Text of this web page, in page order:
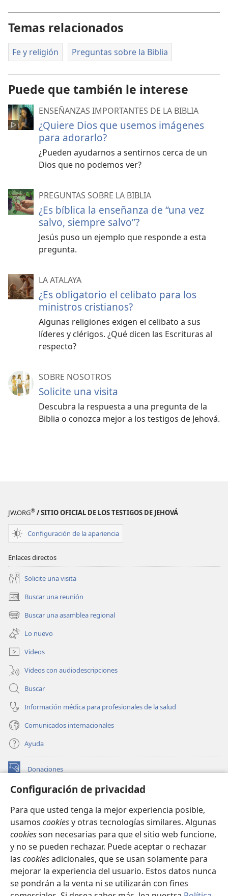
Configuración de privacidad
Para que usted tenga la mejor experiencia posible,
usamos cookiesy otras tecnologías similares. Algunas
cookiesson necesarias para que el sitio web funcione,
y no se pueden rechazar. Puede aceptar o rechazar
las cookiesadicionales, que se usan solamente para
mejorar la experiencia del usuario. Estos datos nunca
se pondrán a la venta ni se utilizarán con fines
Temas relacionados
Fe y religión Preguntas sobre la Biblia
Puede que también le interese
ENSEÑANZAS IMPORTANTES DE LA BIBLIA
¿Quiere Dios que usemos imágenes
para adorarlo?
¿Pueden ayudarnos a sentirnos cerca de un
Dios que no podemos ver?
PREGUNTAS SOBRE LA BIBLIA
¿Es bíblica la enseñanza de “una vez
salvo, siempre salvo”?
Jesús puso un ejemplo que responde a esta
pregunta.
LA ATALAYA
¿Es obligatorio el celibato para los
ministros cristianos?
Algunas religiones exigen el celibato a sus
líderes y clérigos. ¿Qué dicen las Escrituras al
respecto?
SOBRE NOSOTROS
Solicite una visita
Descubra la respuesta a una pregunta de la
Biblia o conozca mejor a los testigos de Jehová.
JW.ORG® / SITIO OFICIAL DE LOS TESTIGOS DE JEHOVÁ
Configuración de la apariencia
Enlaces directos
Solicite una visita
Buscar una reunión
(abre
una
nueva
ventana)
Buscar una asamblea regional
(abre
una
nueva
ventana)
Lo nuevo
Videos
Videos con audiodescripciones
Buscar
Información médica para profesionales de la salud
Comunicados internacionales
Ayuda
Donaciones
(abre
nueva BIBLIOTECA EN LÍNEA Watchtower™
una
nueva
ventana)
JW Hub
(abre
una
nueva
ventana)
JW Library
Watchtower Library